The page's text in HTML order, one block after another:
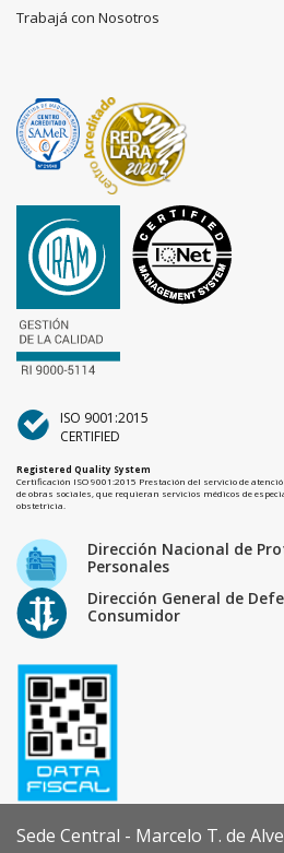
Trabajá con Nosotros
ISO 9001:2015
CERTIFIED
Registered Quality System
Certificación ISO 9001:2015 Prestación del servicio de
de obras sociales, que requieran servicios médicos de
obstetricia.
Dirección Nacional de
Personales
Dirección General de
Consumidor
Sede Central - Marcelo T. de